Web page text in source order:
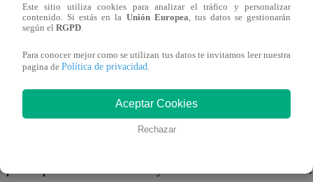
perdió el control al sentirse traicionada por alguien en
confiado.
Don Edmundo, completamente decepcionado y
escándalo, decidió ponerle fin a la discusión de
¡No te olvides de unirte a nuestro
!
Este sitio utiliza cookies para analizar el tráfico y personalizar
contenido. Si estás en la Unión Europea , tus datos se gestionarán
según el RGPD
Para conocer mejor como se utilizan tus datos te invitamos leer nuestra
pagina de Política de privacidad
Aceptar Cookies
Rechazar